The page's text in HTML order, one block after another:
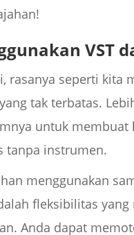
VST
rasanya seperti kita
tak terbatas.
untuk membuat
tanpa instrumen.
menggunakan
fleksibilitas yang
Anda dapat